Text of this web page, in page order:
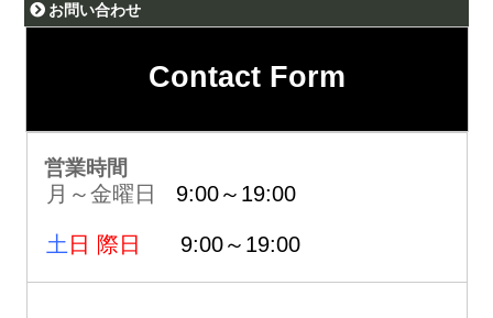
お問い合わせ
Contact Form
営業時間
月～金曜日 9:00～19:00
土 日 際日 9:00～19:00